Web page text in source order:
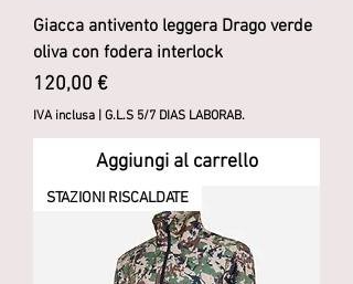
Giacca antivento leggera Drago verde
oliva con fodera interlock
Prezzo
120,00 €
IVA inclusa G.L.S 5/7 DIAS LABORAB.
Aggiungi al carrello
STAZIONI RISCALDATE